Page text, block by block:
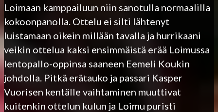
Loimaan kamppailuun niin sanotulla normaalilla
kokoonpanolla. Ottelu ei silti lähtenyt
luistamaan oikein millään tavalla ja hurrikaani
veikin ottelua kaksi ensimmäistä erää Loimussa
lentopallo-oppinsa saaneen Eemeli Koukin
johdolla. Pitkä erätauko ja passari Kasper
Vuorisen kentälle vaihtaminen muuttivat
kuitenkin ottelun kulun ja Loimu puristi